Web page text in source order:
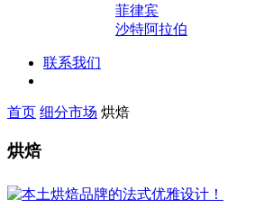
菲律宾
沙特阿拉伯
联系我们
首页 细分市场 烘焙
烘焙